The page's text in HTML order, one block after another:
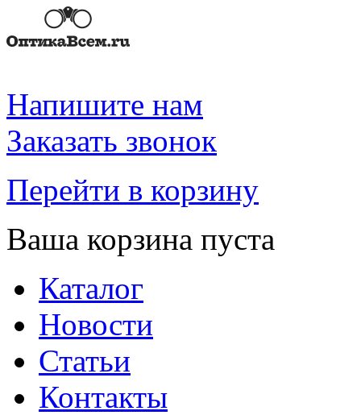
Напишите нам
Заказать звонок
Перейти в корзину
Ваша корзина пуста
Каталог
Новости
Статьи
Контакты